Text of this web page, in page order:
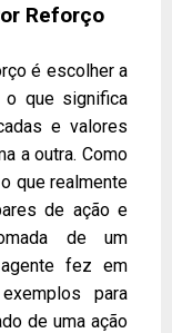
Reforço
é escolher a
o que significa
e valores
a outra. Como
que realmente
de ação e
de um
fez em
para
de uma ação